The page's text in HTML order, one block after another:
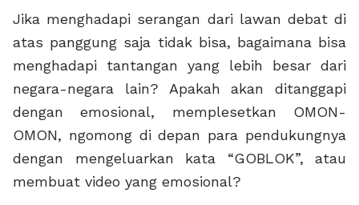
Jika menghadapi serangan dari lawan debat di
atas panggung saja tidak bisa, bagaimana bisa
menghadapi tantangan yang lebih besar dari
negara-negara lain? Apakah akan ditanggapi
dengan emosional, memplesetkan OMON-
OMON, ngomong di depan para pendukungnya
dengan mengeluarkan kata “GOBLOK”, atau
membuat video yang emosional?